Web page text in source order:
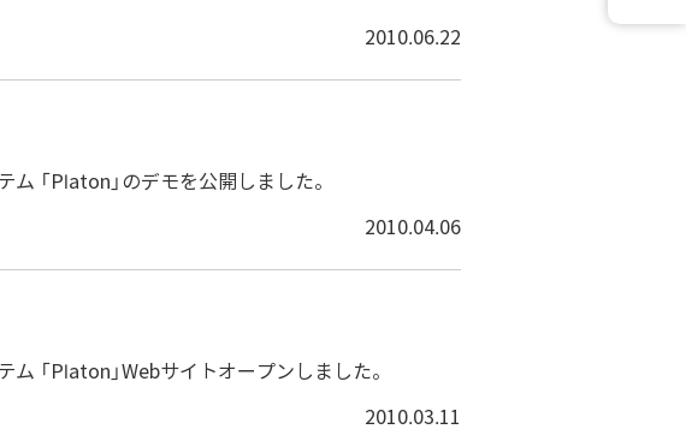
2010.06.22
「Platon」のデモを公開しました。
2010.04.06
「Platon」Webサイトオープンしました。
2010.03.11